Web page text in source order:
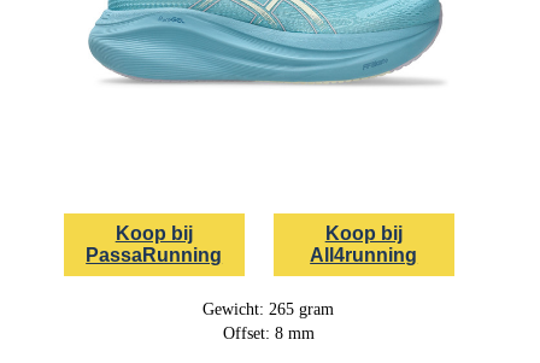
Koop bij
PassaRunning
Koop bij
All4running
Gewicht: 265 gram
Offset: 8 mm